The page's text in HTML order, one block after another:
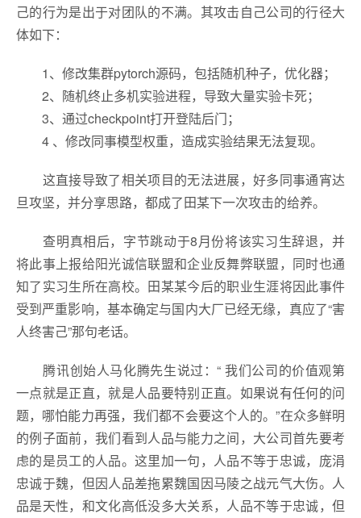
己的行为是出于对团队的不满。其攻击自己公司的行径大
体如下：
1、修改集群pytorch源码，包括随机种子，优化器；
2、随机终止多机实验进程，导致大量实验卡死；
3、通过checkpoint打开登陆后门；
4 、修改同事模型权重，造成实验结果无法复现。
这直接导致了相关项目的无法进展，好多同事通宵达
旦攻坚，并分享思路，都成了田某下一次攻击的给养。
查明真相后，字节跳动于8月份将该实习生辞退，并
将此事上报给阳光诚信联盟和企业反舞弊联盟，同时也通
知了实习生所在高校。田某某今后的职业生涯将因此事件
受到严重影响，基本确定与国内大厂已经无缘，真应了“害
人终害己”那句老话。
腾讯创始人马化腾先生说过：“ 我们公司的价值观第
一点就是正直，就是人品要特别正直。如果说有任何的问
题，哪怕能力再强，我们都不会要这个人的。”在众多鲜明
的例子面前，我们看到人品与能力之间，大公司首先要考
虑的是员工的人品。这里加一句，人品不等于忠诚，庞涓
忠诚于魏，但因人品差拖累魏国因马陵之战元气大伤。人
品是天性，和文化高低没多大关系，人品不等于忠诚，但